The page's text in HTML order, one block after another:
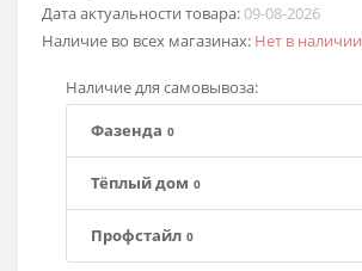
Дата актуальности товара:09-08-2026
Наличие во всех магазинах: Нет в наличии
Наличие для самовывоза:
Фазенда 0
Тёплый дом 0
Профстайл 0